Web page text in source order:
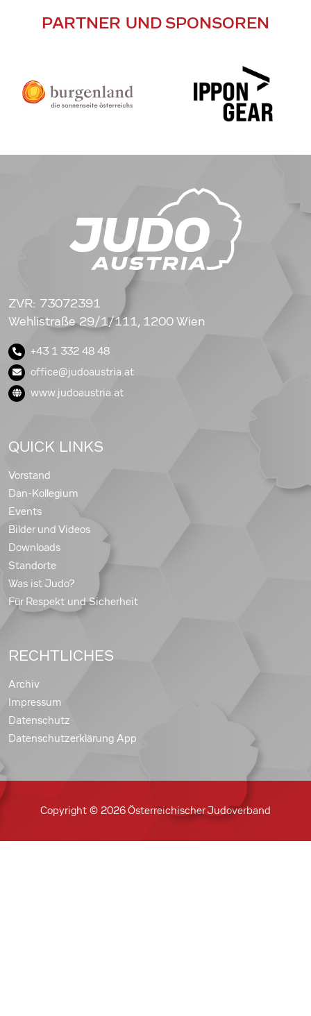
PARTNER UND SPONSOREN
ZVR: 73072391
Wehlistraße 29/1/111, 1200 Wien
+43 1 332 48 48
office@judoaustria.at
www.judoaustria.at
QUICK LINKS
Vorstand
Dan-Kollegium
Events
Bilder und Videos
Downloads
Standorte
Was ist Judo?
Für Respekt und Sicherheit
RECHTLICHES
Archiv
Impressum
Datenschutz
Datenschutzerklärung App
Copyright © 2026 Österreichischer Judoverband